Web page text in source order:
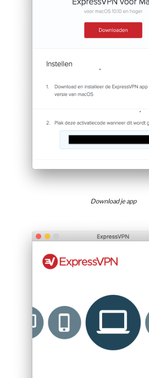
Download je app